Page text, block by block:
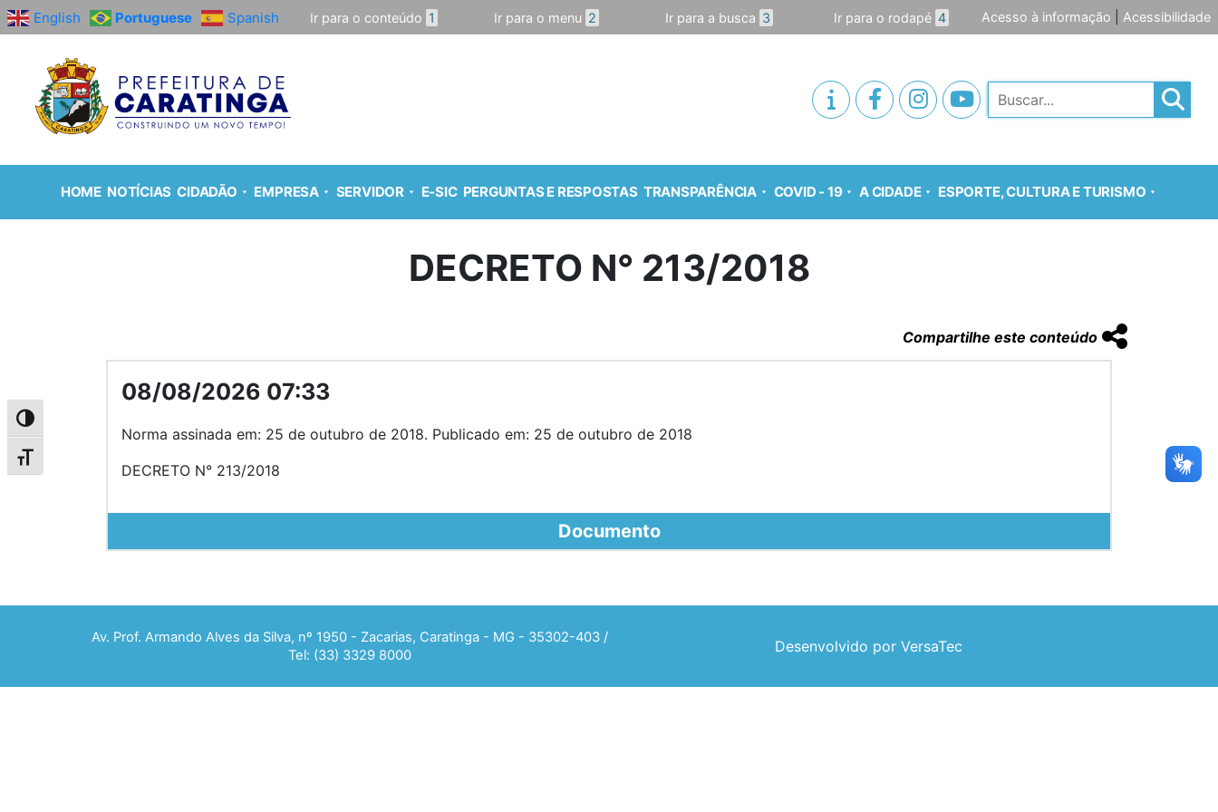
Alternar alto contraste
Alternar tamanho da fonte
English Portuguese Spanish Ir para o conteúdo 1 Ir para o menu 2 Ir para a busca 3 Ir para o rodapé 4 Acesso à informação Acessibilidade
Pesquisar
HOME NOTÍCIAS CIDADÃO EMPRESA SERVIDOR E-SIC PERGUNTAS E RESPOSTAS TRANSPARÊNCIA COVID - 19 A CIDADE ESPORTE, CULTURA E TURISMO
DECRETO N° 213/2018
Compartilhe este conteúdo
08/08/2026 07:33
Norma assinada em: 25 de outubro de 2018. Publicado em: 25 de outubro de 2018
DECRETO N° 213/2018
Documento
Av. Prof. Armando Alves da Silva, nº 1950 - Zacarias, Caratinga - MG - 35302-403 /
Tel: (33) 3329 8000
Desenvolvido por VersaTec